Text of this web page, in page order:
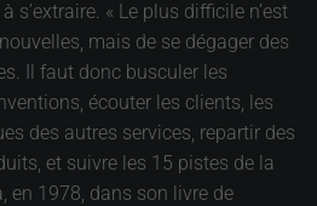
s’extraire. « Le plus difficile n’est
mais de se dégager des
Il faut donc busculer les
écouter les clients, les
des autres services, repartir des
et suivre les 15 pistes de la
en 1978, dans son livre de